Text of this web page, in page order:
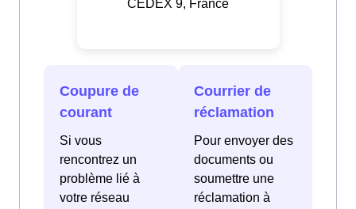
CEDEX 9, France
Coupure de
courant
Si vous
rencontrez un
problème lié à
votre réseau
Courrier de
réclamation
Pour envoyer des
documents ou
soumettre une
réclamation à